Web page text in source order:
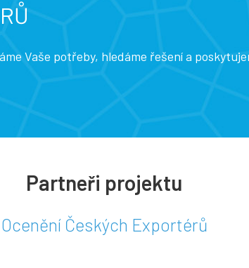
Vaše potřeby, hledáme řešení a
Partneři projektu
Ocenění Českých Exportérů